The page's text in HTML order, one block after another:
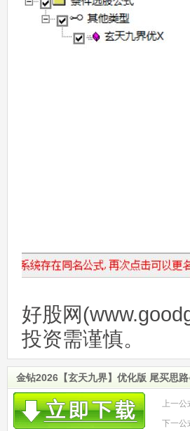
好股网
投资需谨慎。
金钻2026【玄天九界】优化版 尾买思
上一公
出 需
下一公